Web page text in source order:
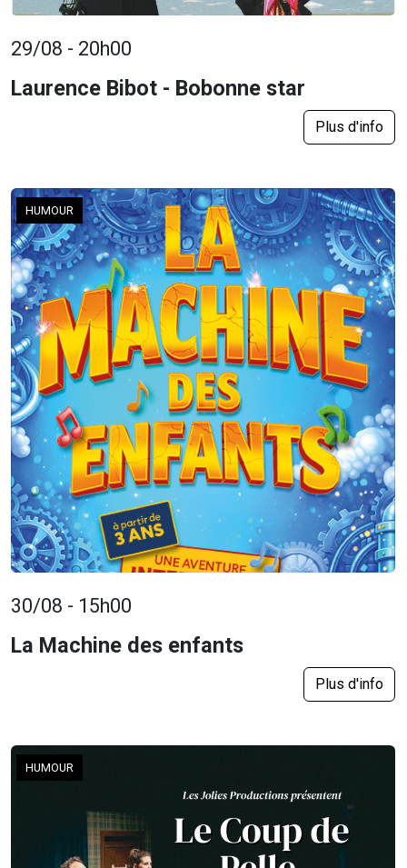
29/08 - 20h00
Laurence Bibot - Bobonne star
Plus d'info
HUMOUR
30/08 - 15h00
La Machine des enfants
Plus d'info
HUMOUR